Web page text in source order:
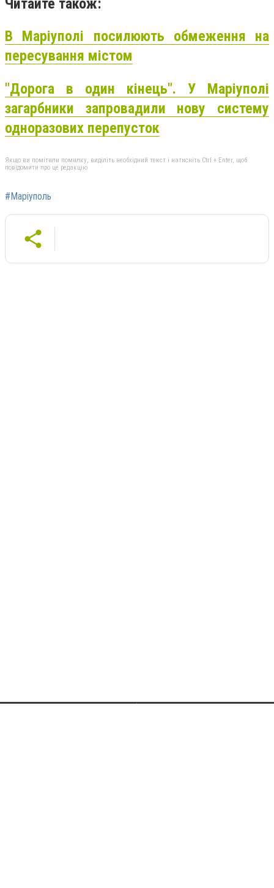
В Маріуполі посилюють обмеження на
пересування містом
"Дорога в один кінець". У Маріуполі
загарбники запровадили нову систему
одноразових перепусток
Якщо ви помітили помилку, виділіть необхідний текст і натисніть Ctrl + Enter, щоб
повідомити про це редакцію
#Маріуполь